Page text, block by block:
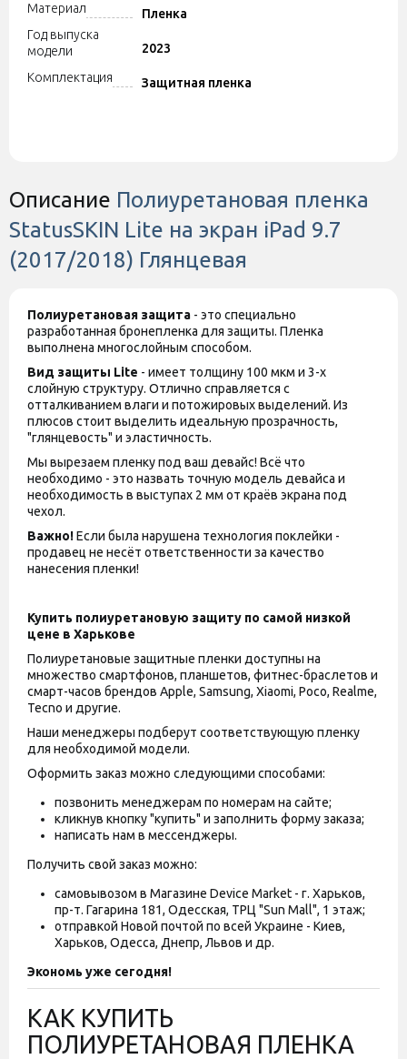
Материал
Пленка
Год выпуска
модели
2023
Комплектация
Защитная пленка
Описание Полиуретановая пленка
StatusSKIN Lite на экран iPad 9.7
(2017/2018) Глянцевая
Полиуретановая защита - это специально
разработанная бронепленка для защиты. Пленка
выполнена многослойным способом.
Вид защиты Lite - имеет толщину 100 мкм и 3-х
слойную структуру. Отлично справляется с
отталкиванием влаги и потожировых выделений. Из
плюсов стоит выделить идеальную прозрачность,
"глянцевость" и эластичность.
Мы вырезаем пленку под ваш девайс! Всё что
необходимо - это назвать точную модель девайса и
необходимость в выступах 2 мм от краёв экрана под
чехол.
Важно!Если была нарушена технология поклейки -
продавец не несёт ответственности за качество
нанесения пленки!
Купить полиуретановую защиту по самой низкой
цене в Харькове
Полиуретановые защитные пленки доступны на
множество смартфонов, планшетов, фитнес-браслетов и
смарт-часов брендов Apple, Samsung, Xiaomi, Poco, Realme,
Tecno и другие.
Наши менеджеры подберут соответствующую пленку
для необходимой модели.
Оформить заказ можно следующими способами:
позвонить менеджерам по номерам на сайте;
кликнув кнопку "купить" и заполнить форму заказа;
написать нам в мессенджеры.
Получить свой заказ можно:
самовывозом в Магазине Device Market - г. Харьков,
пр-т. Гагарина 181, Одесская, ТРЦ "Sun Mall", 1 этаж;
отправкой Новой почтой по всей Украине - Киев,
Харьков, Одесса, Днепр, Львов и др.
Экономь уже сегодня!
КАК КУПИТЬ
ПОЛИУРЕТАНОВАЯ ПЛЕНКА